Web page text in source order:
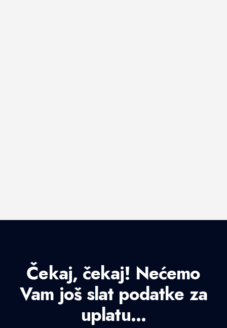
Čekaj, čekaj! Nećemo
Vam još slat podatke za
uplatu...